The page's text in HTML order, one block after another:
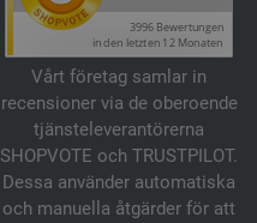
Vårt företag samlar in
recensioner via de oberoende
tjänsteleverantörerna
SHOPVOTE och TRUSTPILOT.
Dessa använder automatiska
och manuella åtgärder för att